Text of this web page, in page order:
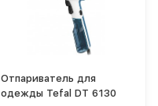
Отпариватель для
одежды Tefal DT 6130